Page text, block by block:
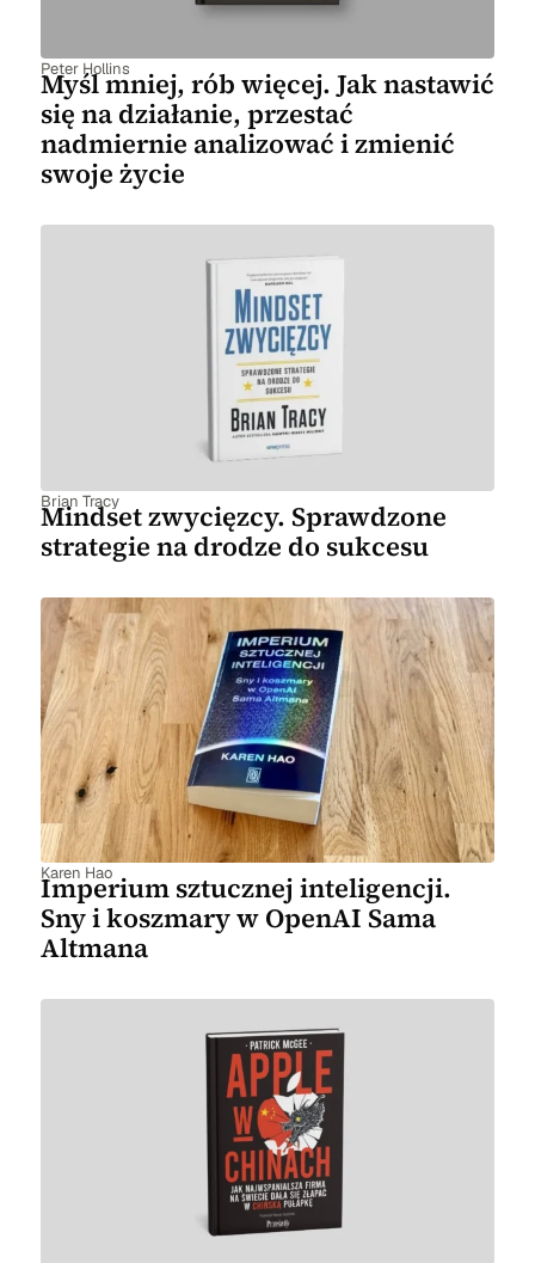
Peter Hollins
Myśl mniej, rób więcej. Jak nastawić
się na działanie, przestać
nadmiernie analizować i zmienić
swoje życie
Brian Tracy
Mindset zwycięzcy. Sprawdzone
strategie na drodze do sukcesu
Karen Hao
Imperium sztucznej inteligencji.
Sny i koszmary w OpenAI Sama
Altmana